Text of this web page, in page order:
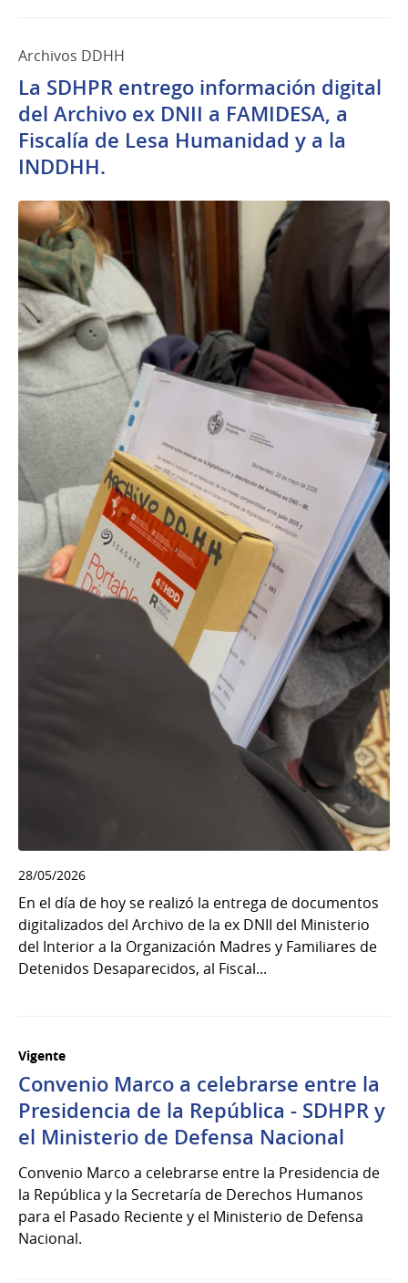
Archivos DDHH
La SDHPR entrego información digital
del Archivo ex DNII a FAMIDESA, a
Fiscalía de Lesa Humanidad y a la
INDDHH.
28/05/2026
En el día de hoy se realizó la entrega de documentos
digitalizados del Archivo de la ex DNII del Ministerio
del Interior a la Organización Madres y Familiares de
Detenidos Desaparecidos, al Fiscal...
Vigente
Convenio Marco a celebrarse entre la
Presidencia de la República - SDHPR y
el Ministerio de Defensa Nacional
Convenio Marco a celebrarse entre la Presidencia de
la República y la Secretaría de Derechos Humanos
para el Pasado Reciente y el Ministerio de Defensa
Nacional.